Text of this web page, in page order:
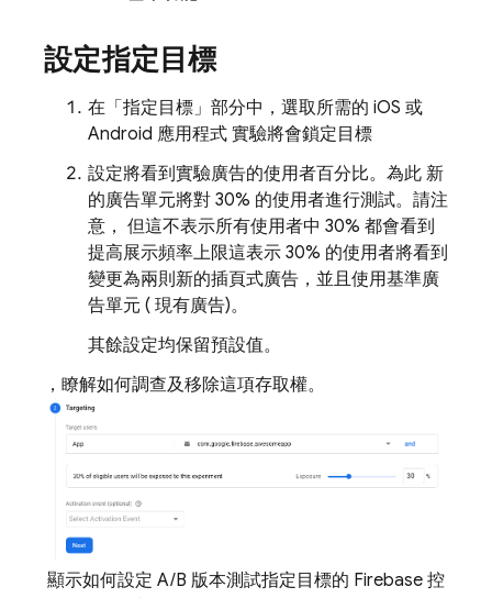
設定指定目標
在「指定目標」 部分中，選取所需的 iOS 或
Android 應用程式 實驗將會鎖定目標
設定將看到實驗廣告的使用者百分比。為此 新
的廣告單元將對 30% 的使用者進行測試。請注
意， 但這不表示所有使用者中 30% 都會看到
提高展示頻率上限這表示 30% 的使用者將看到
變更為兩則新的插頁式廣告，並且使用基準廣
告單元 ( 現有廣告)。
其餘設定均保留預設值。
，瞭解如何調查及移除這項存取權。
顯示如何設定 A/B 版本測試指定目標的 Firebase 控